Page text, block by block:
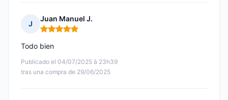
J
Juan Manuel J.
Nota: 5 de 5
Publicado el 04/07/2025 à 23h39
tras una compra de 29/06/2025
Todo bien